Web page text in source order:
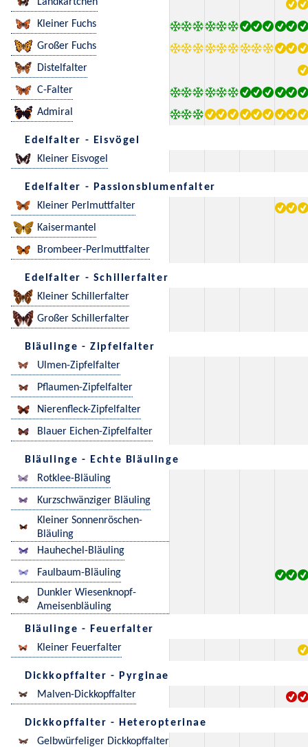
Kleiner Fuchs
Großer Fuchs
Distelfalter
C-Falter
Admiral
Edelfalter - Eisvögel
Kleiner Eisvogel
Edelfalter - Passionsblumenfalter
Kleiner Perlmuttfalter
Kaisermantel
Brombeer-Perlmuttfalter
Edelfalter - Schillerfalter
Kleiner Schillerfalter
Großer Schillerfalter
Bläulinge - Zipfelfalter
Ulmen-Zipfelfalter
Pflaumen-Zipfelfalter
Nierenfleck-Zipfelfalter
Blauer Eichen-Zipfelfalter
Bläulinge - Echte Bläulinge
Rotklee-Bläuling
Kurzschwänziger Bläuling
Kleiner Sonnenröschen-
Bläuling
Hauhechel-Bläuling
Faulbaum-Bläuling
Dunkler Wiesenknopf-
Ameisenbläuling
Bläulinge - Feuerfalter
Kleiner Feuerfalter
Dickkopffalter - Pyrginae
Malven-Dickkopffalter
Dickkopffalter - Heteropterinae
Gelbwürfeliger Dickkopffalter